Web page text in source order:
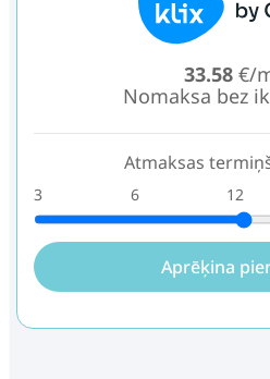
33.58 €/
Nomaksa bez
Atmaksas
3 6 12
Aprēķina